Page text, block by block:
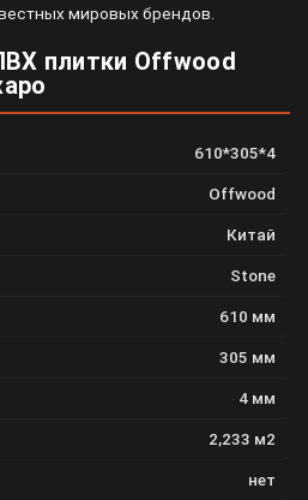
мировых брендов.
плитки Offwood
610*305*4
Offwood
Китай
Stone
610 мм
305 мм
4 мм
2,233 м2
нет